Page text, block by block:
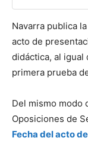
Navarra publica
acto de
didáctica, al igual
primera prueba
Del mismo modo
Oposiciones de
Fecha del acto